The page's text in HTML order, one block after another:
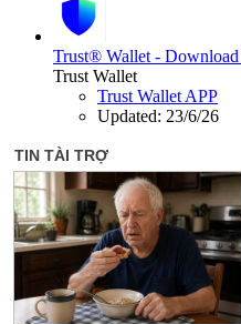
Trust® Wallet -
Trust Wallet
Trust Wallet APP
Updated: 23/6/26